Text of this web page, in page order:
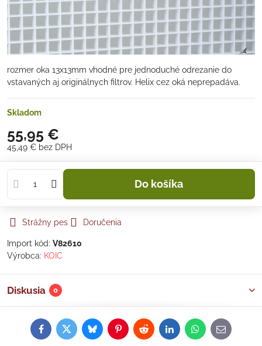
rozmer oka 13x13mm vhodné pre jednoduché odrezanie do
vstavaných aj originálnych filtrov. Helix cez oká neprepadáva.
Skladom
55,95 €
45,49 € bez DPH
Do košíka
Strážny pes Doručenia
Import kód: V82610
Výrobca: KOIC
Diskusia 0
FacebookTwitterBlueskyPinterestRedditLinkedInWhatsApp
E-
mail